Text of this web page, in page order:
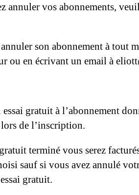
annuler vos abonnements,
son abonnement à tout
ou en écrivant un email à
gratuit à l’abonnement
de l’inscription.
terminé vous serez
sauf si vous avez annulé
gratuit.